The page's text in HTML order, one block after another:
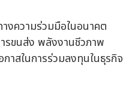
งความร่วมมือในอนาคต
รขนส่ง พลังงานชีวภาพ
าสในการร่วมลงทุนในธุรกิจ